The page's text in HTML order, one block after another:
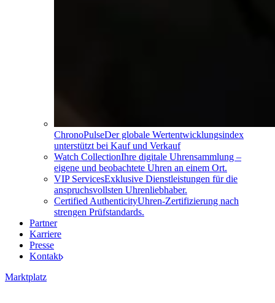
ChronoPulseDer globale Wertentwicklungsindex
unterstützt bei Kauf und Verkauf
Watch CollectionIhre digitale Uhrensammlung –
eigene und beobachtete Uhren an einem Ort.
VIP ServicesExklusive Dienstleistungen für die
anspruchsvollsten Uhrenliebhaber.
Certified AuthenticityUhren-Zertifizierung nach
strengen Prüfstandards.
Partner
Karriere
Presse
Kontakt
Marktplatz